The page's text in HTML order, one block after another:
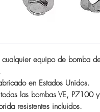
equipo de bomba
en Estados Unidos.
las bombas VE, P7100
resistentes incluidos.